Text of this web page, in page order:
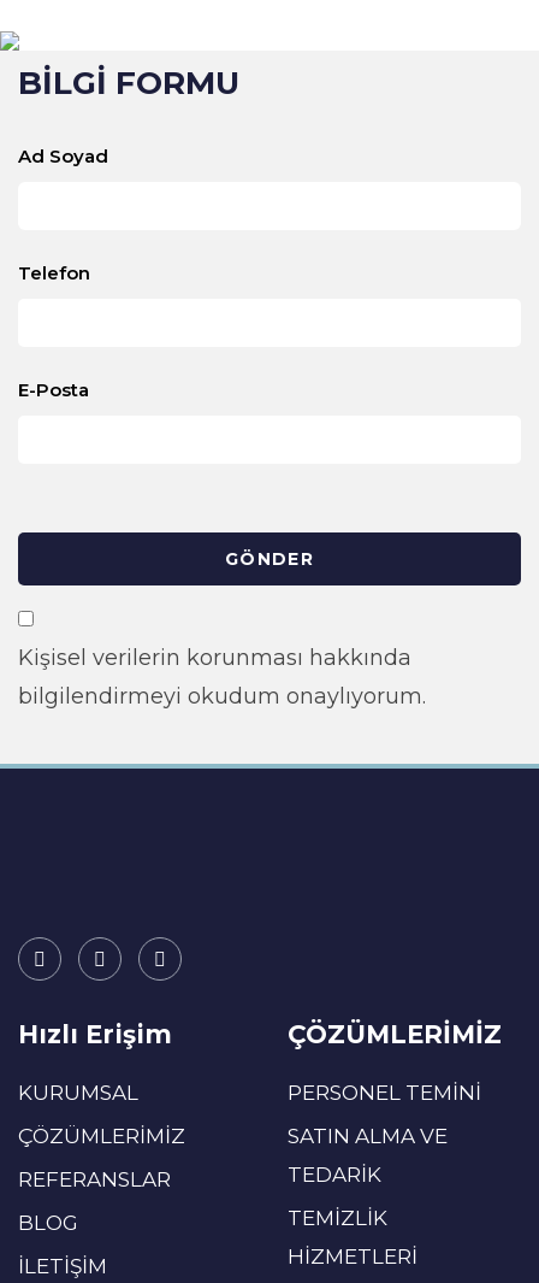
BİLGİ FORMU
Ad Soyad
Telefon
E-Posta
GÖNDER
Kişisel verilerin korunması hakkında
bilgilendirmeyi okudum onaylıyorum.
Hızlı Erişim
KURUMSAL
ÇÖZÜMLERİMİZ
REFERANSLAR
BLOG
İLETİŞİM
ÇÖZÜMLERİMİZ
PERSONEL TEMİNİ
SATIN ALMA VE
TEDARİK
TEMİZLİK
HİZMETLERİ